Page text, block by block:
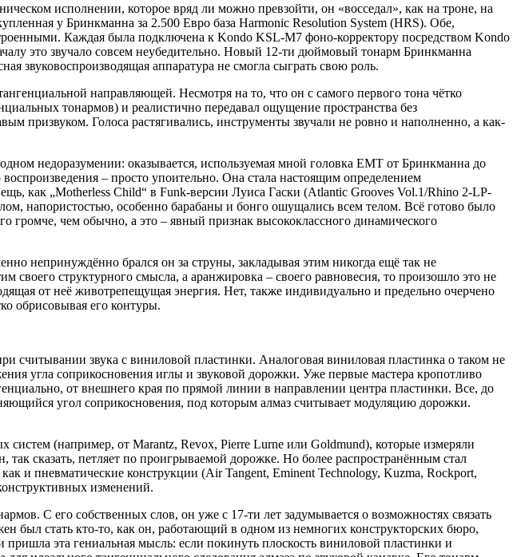
исполнении, которое вряд ли можно превзойти, он «восседал», как на троне, на
у Бринкманна за 2.500 Евро база Harmonic Resolution System (HRS). Обе,
Каждая была подключена к Kondo KSL-М7 фоно-корректору посредством Kondo
это звучало совсем неубедительно. Новый 12-ти дюймовый тонарм Бринкманна
звуковоспроизводящая аппаратура не смогла сыграть свою роль.
направляющей. Несмотря на то, что он с самого первого тона чётко
тонармов) и реалистично передавал ощущение пространства без
призвуком. Голоса растягивались, инструменты звучали не ровно и наполненно, а как-
недоразумении: оказывается, используемая мной головка ЕМТ от Бринкманна до
– просто упоительно. Она стала настоящим определением
как „Motherless Child“ в Funk-версии Луиса Гаски (Atlantic Grooves Vol.1/Rhino 2-LP-
напористостью, особенно барабаны и бонго ошущались всем телом. Всё готово было
громче, чем обычно, а это – явный признак высококлассного динамического
непринуждённо брался он за струны, закладывая этим никогда ещё так не
структурного смысла, а аранжировка – своего равновесия, то произошло это не
от неё животрепещущая энергия. Нет, также индивидуально и предельно очерчено
обрисовывая его контуры.
звука с виниловой пластинки. Аналоговая виниловая пластинка о таком не
угла соприкосновения иглы и звуковой дорожки. Уже первые мастера кропотливо
от внешнего края по прямой линии в направлении центра пластинки. Все, до
угол соприкосновения, под которым алмаз считывает модуляцию дорожки.
систем (например, от Marantz, Revox, Pierre Lurne или Goldmund), которые измеряли
сказать, петляет по проигрываемой дорожке. Но более распространённым стал
и пневматические конструкции (Air Tangent, Eminent Technology, Kuzma, Rockport,
изменений.
С его собственных слов, он уже с 17-ти лет задумывается о возможностях связать
был стать кто-то, как он, работающий в одном из немногих конструкторских бюро,
эта гениальная мысль: если покинуть плоскость виниловой пластинки и